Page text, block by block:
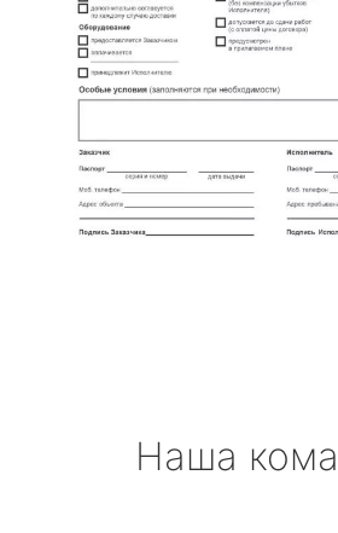
Наша